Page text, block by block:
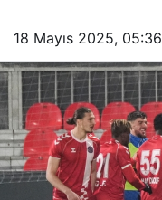
18 Mayıs 2025, 05:36